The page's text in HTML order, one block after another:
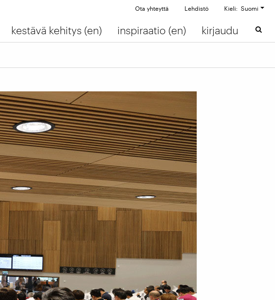
Ota yhteyttä Lehdistö Kieli: Suomi
kestävä kehitys (en) inspiraatio (en) kirjaudu